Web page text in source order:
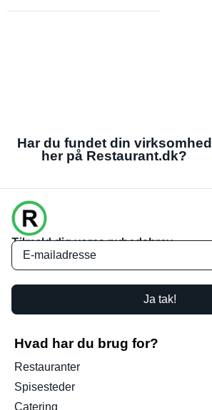
Har du fundet din virksomhed
her på Restaurant.dk?
Tilmeld dig vores nyhedsbrev
Ja tak!
Hvad har du brug for?
Restauranter
Spisesteder
Catering